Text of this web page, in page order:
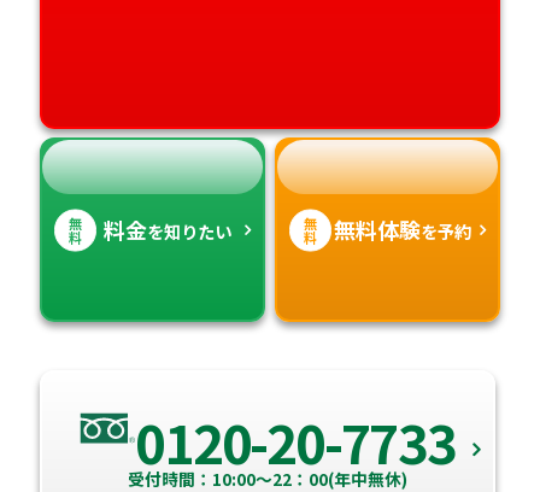
無
料 料金を知りたい 無
料 無料体験を予約
0120-20-7733
受付時間：10:00～22：00(年中無休)